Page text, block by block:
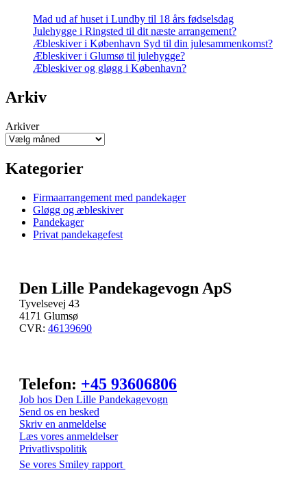
Mad ud af huset i Lundby til 18 års fødselsdag
Julehygge i Ringsted til dit næste arrangement?
Æbleskiver i København Syd til din julesammenkomst?
Æbleskiver i Glumsø til julehygge?
Æbleskiver og gløgg i København?
Arkiv
Arkiver
Kategorier
Firmaarrangement med pandekager
Gløgg og æbleskiver
Pandekager
Privat pandekagefest
Den Lille Pandekagevogn ApS
Tyvelsevej 43
4171 Glumsø
CVR: 46139690
Telefon: +45 93606806
Job hos Den Lille Pandekagevogn
Send os en besked
Skriv en anmeldelse
Læs vores anmeldelser
Privatlivspolitik
Se vores Smiley rapport